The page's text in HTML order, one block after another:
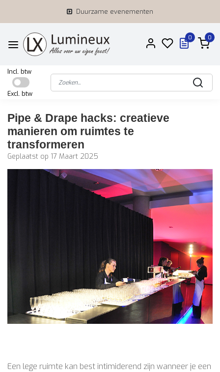
Duurzame evenementen
0 0
Incl. btw
Excl. btw
Pipe & Drape hacks: creatieve
manieren om ruimtes te
transformeren
Geplaatst op 17 Maart 2025
Een lege ruimte kan best intimiderend zijn wanneer je een